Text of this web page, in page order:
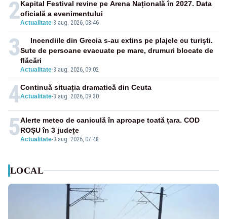
2Actualitate-3 aug. 2026, 08:46
Kapital Festival revine pe Arena Națională în 2027. Data
oficială a evenimentului
3
Actualitate-3 aug. 2026, 09:02
Incendiile din Grecia s-au extins pe plajele cu turiști.
Sute de persoane evacuate pe mare, drumuri blocate de
flăcări
4Actualitate-3 aug. 2026, 09:30
Continuă situația dramatică din Ceuta
5Actualitate-3 aug. 2026, 07:48
Alerte meteo de caniculă în aproape toată țara. COD
ROȘU în 3 județe
LOCAL